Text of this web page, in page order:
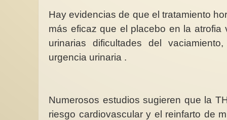
Hay evidencias de que el tratamiento
más eficaz que el placebo en la atrofia
urinarias dificultades del
urgencia urinaria .
Numerosos estudios sugieren que la
riesgo cardiovascular y el reinfarto de